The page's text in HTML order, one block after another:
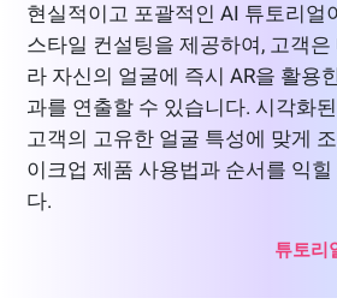
현실적이고 포괄적인 AI 튜토리얼
스타일 컨설팅을 제공하여, 고객
라 자신의 얼굴에 즉시 AR을 활용
과를 연출할 수 있습니다. 시각화
고객의 고유한 얼굴 특성에 맞게
이크업 제품 사용법과 순서를 익
다.
튜토리